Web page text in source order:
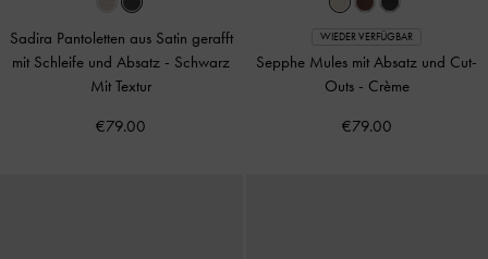
Sadira Pantoletten aus Satin gerafft
mit Schleife und Absatz - Schwarz
Mit Textur
€79.00
WIEDER VERFÜGBAR
Sepphe Mules mit Absatz und Cut-
Outs - Crème
€79.00